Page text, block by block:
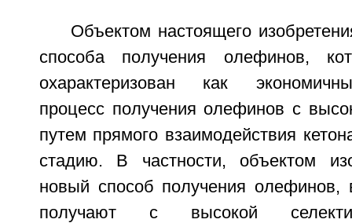
Объектом настоящего
способа получения олефинов,
охарактеризован как
процесс получения олефинов с
путем прямого взаимодействия
стадию. В частности, объектом
новый способ получения олефинов,
получают с высокой